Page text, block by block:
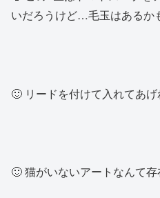
いだろうけど…毛玉はあるか
🙂 リードを付けて入れてあげ
🙂 猫がいないアートなんて存